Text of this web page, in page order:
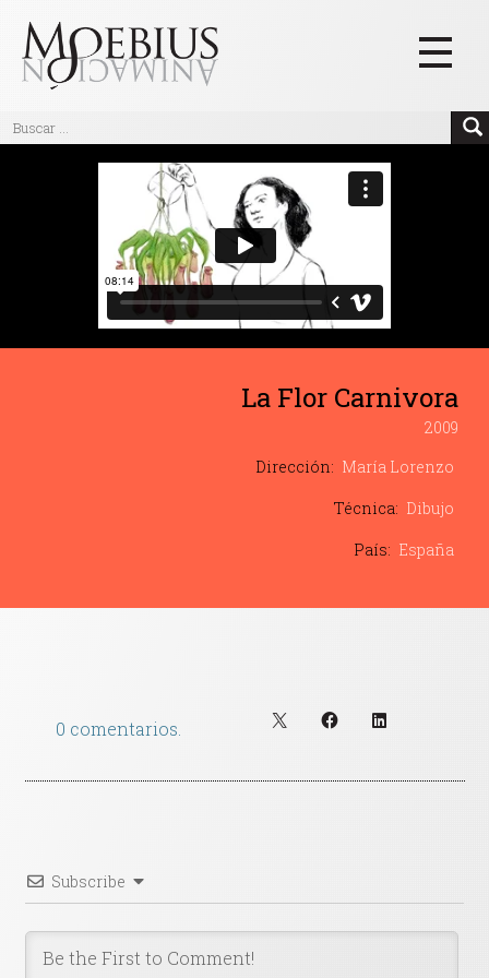
Inicio
Videos
Blog
Textos
Eventos
Quiénes Somos
La Flor Carnivora
2009
Dirección: María Lorenzo
Técnica: Dibujo
País: España
0 comentarios.
Subscribe